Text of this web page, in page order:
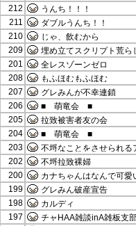
212
うんち！！！
211
ダブルうんち！！
210
じゃ、飲むから
209
埋め立てスクリプト荒ら
201
全レスゾーンゼロ
208
もふほむもふほむ
207
グレみんが不幸連鎖
206
■ 萌竜会 ■
205
拉致被害者友の会
204
■ 萌竜会 ■
203
不埒なことをさせられる
202
不埒拉致裸婦
200
カナちゃんはなんで可愛
199
グレみん破産宣告
198
カルディ
197
チャHAA雑談inA雑板支